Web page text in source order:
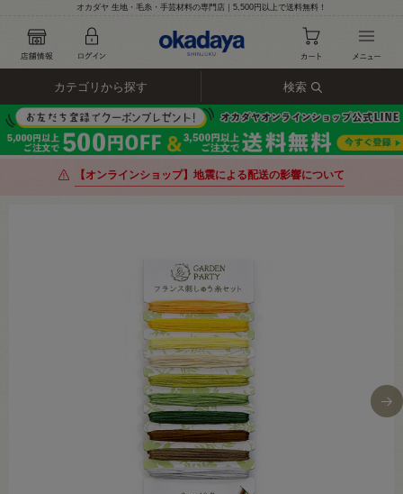
オカダヤ 生地・毛糸・手芸材料の専門店｜5,500円以上で送料無料！
カテゴリから探す 検索
【オンラインショップ】地震による配送の影響について